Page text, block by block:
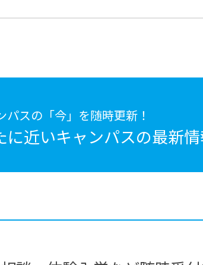
パスの「今」を随時更新！
に近いキャンパスの最新